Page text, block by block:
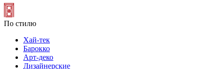
По стилю
Хай-тек
Барокко
Арт-деко
Дизайнерские